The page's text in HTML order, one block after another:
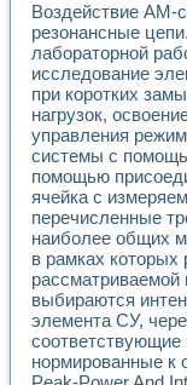
Воздействие АМ-
резонансные
лабораторной
исследование
при коротких
нагрузок,
управления
системы с
помощью
ячейка с
перечисленные
наиболее общих
в рамках которых
выбираются
элемента СУ,
соответствующие
нормированные к